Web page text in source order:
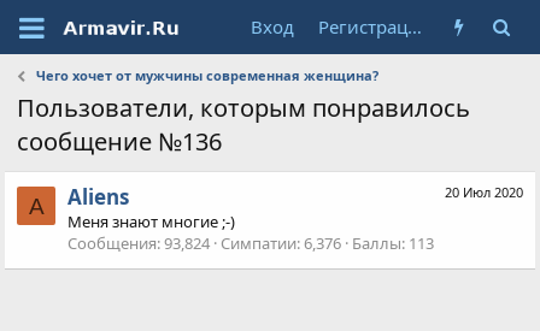
Вход Регистрация
Чего хочет от мужчины современная женщина?
Пользователи, которым понравилось
сообщение №136
A
20 Июл 2020
Aliens
Меня знают многие ;-)
Сообщения 93,824 Симпатии 6,376 Баллы 113